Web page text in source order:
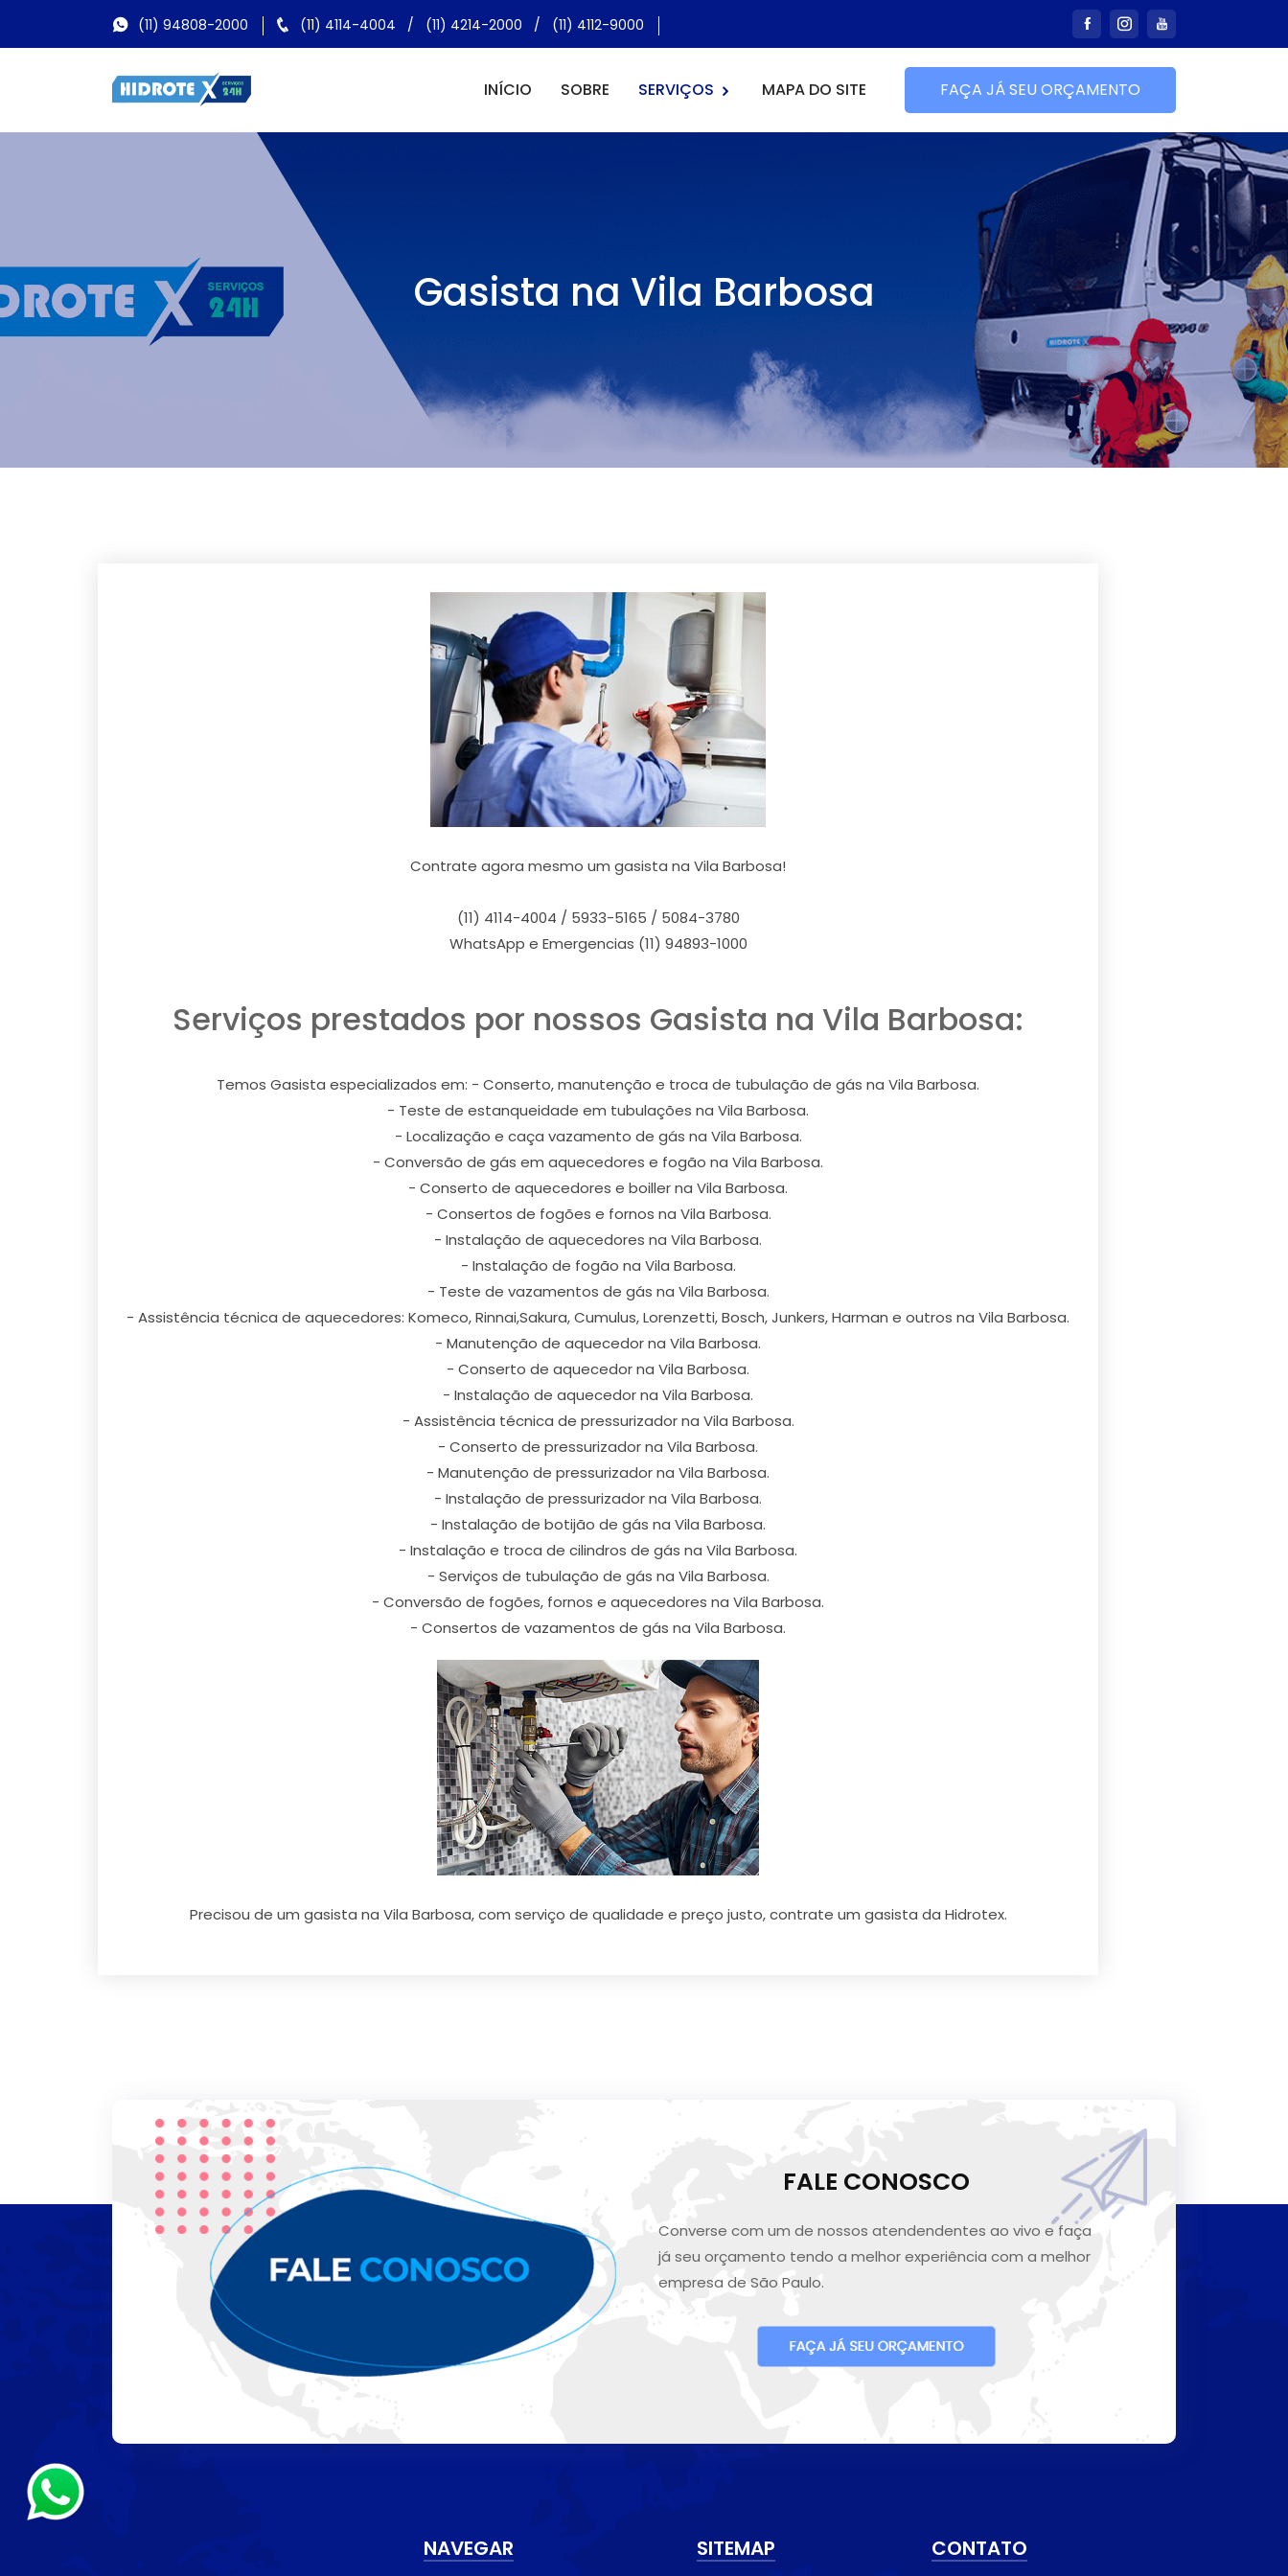
(11) 94808-2000 (11) 4114-4004 / (11) 4214-2000 / (11) 4112-9000
INÍCIO SOBRE SERVIÇOS MAPA DO SITE FAÇA JÁ SEU ORÇAMENTO
Gasista na Vila Barbosa
Contrate agora mesmo um gasista na Vila Barbosa!
(11) 4114-4004 / 5933-5165 / 5084-3780
WhatsApp e Emergencias (11) 94893-1000
Serviços prestados por nossos Gasista na Vila Barbosa:
Temos Gasista especializados em: - Conserto, manutenção e troca de tubulação de gás na Vila Barbosa.
- Teste de estanqueidade em tubulações na Vila Barbosa.
- Localização e caça vazamento de gás na Vila Barbosa.
- Conversão de gás em aquecedores e fogão na Vila Barbosa.
- Conserto de aquecedores e boiller na Vila Barbosa.
- Consertos de fogões e fornos na Vila Barbosa.
- Instalação de aquecedores na Vila Barbosa.
- Instalação de fogão na Vila Barbosa.
- Teste de vazamentos de gás na Vila Barbosa.
- Assistência técnica de aquecedores: Komeco, Rinnai,Sakura, Cumulus, Lorenzetti, Bosch, Junkers, Harman e outros na Vila Barbosa.
- Manutenção de aquecedor na Vila Barbosa.
- Conserto de aquecedor na Vila Barbosa.
- Instalação de aquecedor na Vila Barbosa.
- Assistência técnica de pressurizador na Vila Barbosa.
- Conserto de pressurizador na Vila Barbosa.
- Manutenção de pressurizador na Vila Barbosa.
- Instalação de pressurizador na Vila Barbosa.
- Instalação de botijão de gás na Vila Barbosa.
- Instalação e troca de cilindros de gás na Vila Barbosa.
- Serviços de tubulação de gás na Vila Barbosa.
- Conversão de fogões, fornos e aquecedores na Vila Barbosa.
- Consertos de vazamentos de gás na Vila Barbosa.
Precisou de um gasista na Vila Barbosa, com serviço de qualidade e preço justo, contrate um gasista da Hidrotex.
FALE CONOSCO
Converse com um de nossos atendendentes ao vivo e faça
já seu orçamento tendo a melhor experiência com a melhor
empresa de São Paulo.
NAVEGAR SITEMAP CONTATO